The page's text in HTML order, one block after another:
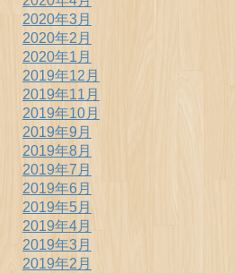
2020年3月
2020年2月
2020年1月
2019年12月
2019年11月
2019年10月
2019年9月
2019年8月
2019年7月
2019年6月
2019年5月
2019年4月
2019年3月
2019年2月